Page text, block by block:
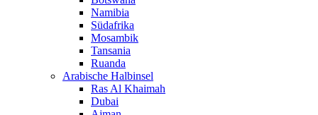
Namibia
Südafrika
Mosambik
Tansania
Ruanda
Arabische Halbinsel
Ras Al Khaimah
Dubai